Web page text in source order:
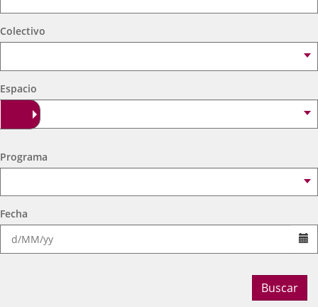
externa.externa.
Colectivo
Espacio
Programa
Fecha
Buscar